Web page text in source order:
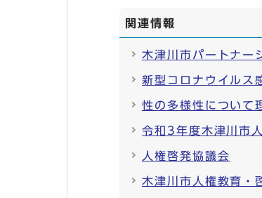
関連情報
木津川市パートナー
新型コロナウイルス
性の多様性について
令和3年度木津川市
人権啓発協議会
木津川市人権教育・